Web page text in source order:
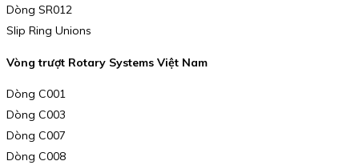
Dòng SR012
Slip Ring Unions
Vòng trượt Rotary Systems Việt Nam
Dòng C001
Dòng C003
Dòng C007
Dòng C008